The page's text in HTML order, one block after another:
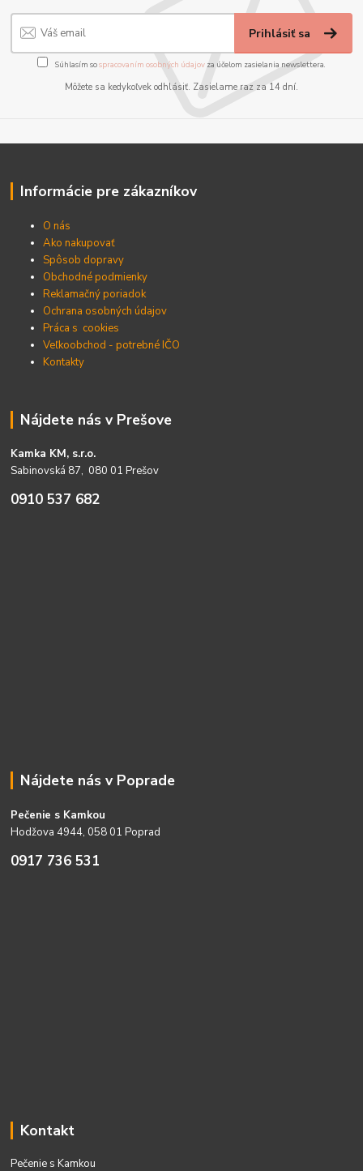
Prihlásiť sa
Súhlasím sospracovaním osobných údajov za účelom zasielania newslettera.
Môžete sa kedykoľvek odhlásiť. Zasielame raz za 14 dní.
Informácie pre zákazníkov
O nás
Ako nakupovať
Spôsob dopravy
Obchodné podmienky
Reklamačný poriadok
Ochrana osobných údajov
Práca s cookies
Veľkoobchod - potrebné IČO
Kontakty
Nájdete nás v Prešove
Kamka KM, s.r.o.
Sabinovská 87, 080 01 Prešov
0910 537 682
Nájdete nás v Poprade
Pečenie s Kamkou
Hodžova 4944, 058 01 Poprad
0917 736 531
Kontakt
Pečenie s Kamkou